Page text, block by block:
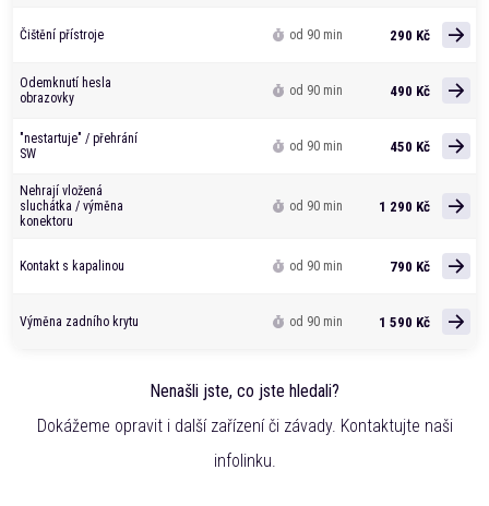
Čištění přístroje od 90 min 290 Kč
Odemknutí hesla
obrazovky
od 90 min 490 Kč
"nestartuje" / přehrání
SW
od 90 min 450 Kč
Nehrají vložená
sluchátka / výměna
konektoru
od 90 min 1 290 Kč
Kontakt s kapalinou od 90 min 790 Kč
Výměna zadního krytu od 90 min 1 590 Kč
Nenašli jste, co jste hledali?
Dokážeme opravit i další zařízení či závady. Kontaktujte naši
infolinku.